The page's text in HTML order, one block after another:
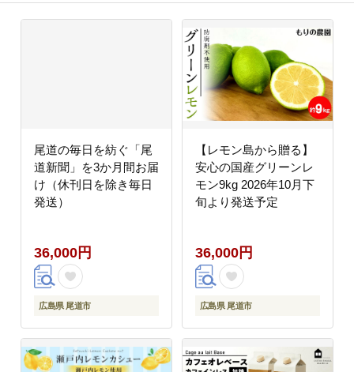
尾道の毎日を紡ぐ「尾
道新聞」を3か月間お届
け（休刊日を除き毎日
発送）
36,000円
広島県 尾道市
【レモン島から贈る】
安心の国産グリーンレ
モン9kg 2026年10月下
旬より発送予定
36,000円
広島県 尾道市